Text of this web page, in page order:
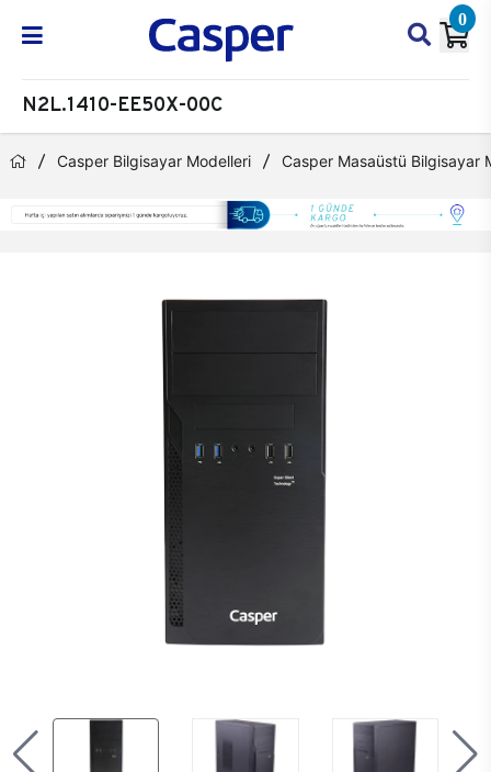
0
N2L.1410-EE50X-00C
Casper Bilgisayar Modelleri Casper Masaüstü Bilgisayar